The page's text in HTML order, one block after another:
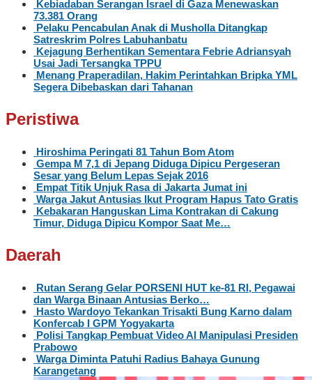
Kebiadaban Serangan Israel di Gaza Menewaskan
73.381 Orang
Pelaku Pencabulan Anak di Musholla Ditangkap
Satreskrim Polres Labuhanbatu
Kejagung Berhentikan Sementara Febrie Adriansyah
Usai Jadi Tersangka TPPU
Menang Praperadilan, Hakim Perintahkan Bripka YML
Segera Dibebaskan dari Tahanan
Peristiwa
Hiroshima Peringati 81 Tahun Bom Atom
Gempa M 7,1 di Jepang Diduga Dipicu Pergeseran
Sesar yang Belum Lepas Sejak 2016
Empat Titik Unjuk Rasa di Jakarta Jumat ini
Warga Jakut Antusias Ikut Program Hapus Tato Gratis
Kebakaran Hanguskan Lima Kontrakan di Cakung
Timur, Diduga Dipicu Kompor Saat Me…
Daerah
Rutan Serang Gelar PORSENI HUT ke-81 RI, Pegawai
dan Warga Binaan Antusias Berko…
Hasto Wardoyo Tekankan Trisakti Bung Karno dalam
Konfercab I GPM Yogyakarta
Polisi Tangkap Pembuat Video AI Manipulasi Presiden
Prabowo
Warga Diminta Patuhi Radius Bahaya Gunung
Karangetang